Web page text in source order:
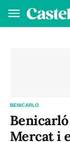
BENICARLÓ
Mercat i